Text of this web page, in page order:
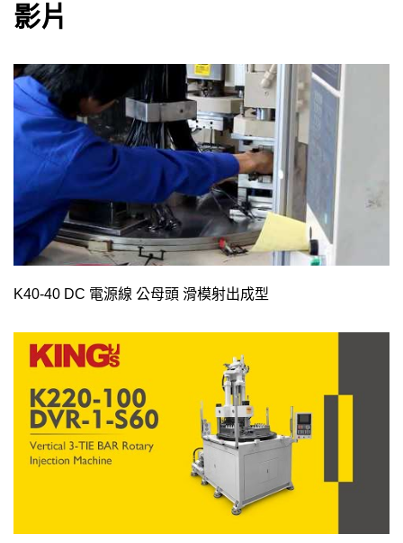
影片
K40-40 DC 電源線 公母頭 滑模射出成型